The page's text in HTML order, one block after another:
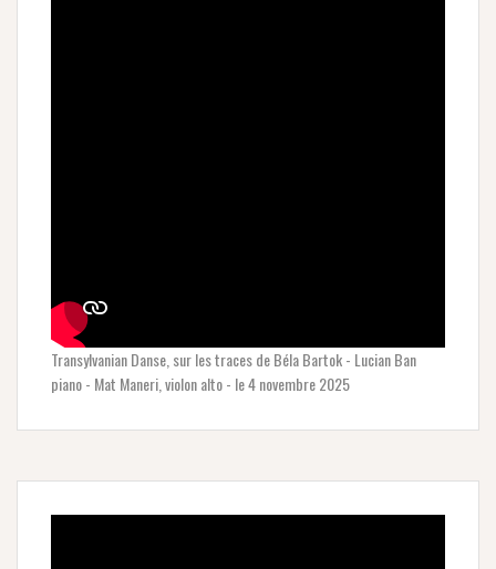
Transylvanian Danse, sur les traces de Béla Bartok - Lucian Ban
piano - Mat Maneri, violon alto - le 4 novembre 2025